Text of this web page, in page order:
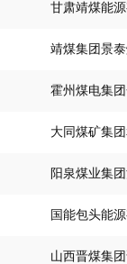
甘肃靖煤能
靖煤集团景
霍州煤电集
大同煤矿集
阳泉煤业集
国能包头能
山西晋煤集